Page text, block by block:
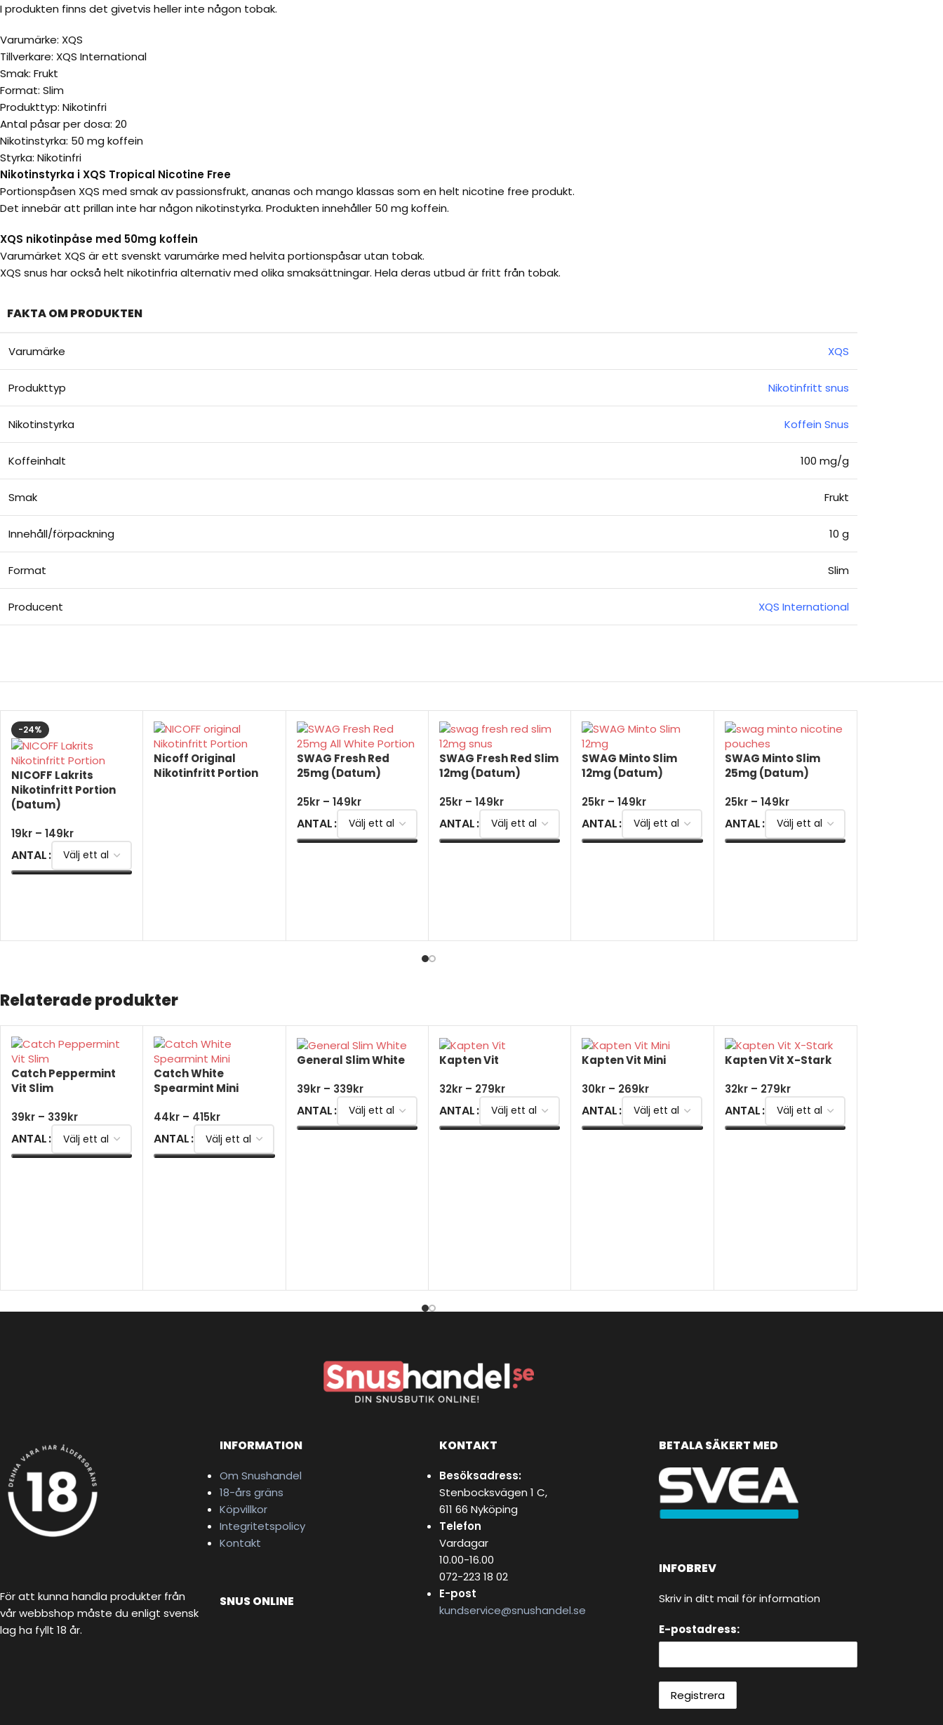
I produkten finns det givetvis heller inte någon tobak.
Varumärke: XQS
Tillverkare: XQS International
Smak: Frukt
Format: Slim
Produkttyp: Nikotinfri
Antal påsar per dosa: 20
Nikotinstyrka: 50 mg koffein
Styrka: Nikotinfri
Nikotinstyrka i XQS Tropical Nicotine Free
Portionspåsen XQS med smak av passionsfrukt, ananas och mango klassas som en helt nicotine free produkt.
Det innebär att prillan inte har någon nikotinstyrka. Produkten innehåller 50 mg koffein.
XQS nikotinpåse med 50mg koffein
Varumärket XQS är ett svenskt varumärke med helvita portionspåsar utan tobak.
XQS snus har också helt nikotinfria alternativ med olika smaksättningar. Hela deras utbud är fritt från tobak.
FAKTA OM PRODUKTEN
Varumärke XQS
Produkttyp Nikotinfritt snus
Nikotinstyrka Koffein Snus
Koffeinhalt 100 mg/g
Smak Frukt
Innehåll/förpackning 10 g
Format Slim
Producent XQS International
-24%
NICOFF Lakrits
Nikotinfritt Portion
(Datum)
19kr – 149kr
ANTAL
Nicoff Original
Nikotinfritt Portion
SWAG Fresh Red
25mg (Datum)
25kr – 149kr
ANTAL
SWAG Fresh Red Slim
12mg (Datum)
25kr – 149kr
ANTAL
SWAG Minto Slim
12mg (Datum)
25kr – 149kr
ANTAL
SWAG Minto Slim
25mg (Datum)
25kr – 149kr
ANTAL
Relaterade produkter
Catch Peppermint
Vit Slim
39kr – 339kr
ANTAL
Catch White
Spearmint Mini
44kr – 415kr
ANTAL
General Slim White
39kr – 339kr
ANTAL
Kapten Vit
32kr – 279kr
ANTAL
Kapten Vit Mini
30kr – 269kr
ANTAL
Kapten Vit X-Stark
32kr – 279kr
ANTAL
För att kunna handla produkter från
vår webbshop måste du enligt svensk
lag ha fyllt 18 år.
INFORMATION
Om Snushandel
18-års gräns
Köpvillkor
Integritetspolicy
Kontakt
SNUS ONLINE
KONTAKT
Besöksadress:
Stenbocksvägen 1 C,
611 66 Nyköping
Telefon
Vardagar
10.00-16.00
072-223 18 02
E-post
kundservice@snushandel.se
BETALA SÄKERT MED
INFOBREV
Skriv in ditt mail för information
E-postadress: